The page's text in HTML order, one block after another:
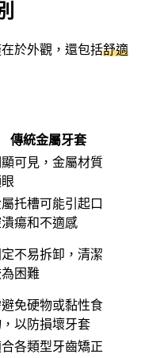
於外觀，還包括舒適
傳統金屬牙套
顯可見，金屬材質
托槽可能引起口
潰瘍和不適感
定不易拆卸，清潔
困難
避免硬物或黏性食
以防損壞牙套
各類型牙齒矯正